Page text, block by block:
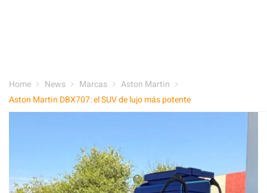
Home News Marcas
Aston Martin
Aston Martin DBX707: el SUV de lujo más potente